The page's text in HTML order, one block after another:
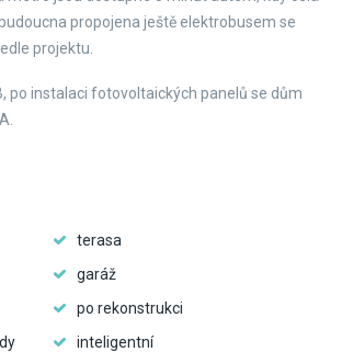
propojena ještě elektrobusem se
projektu.
po instalaci fotovoltaických panelů se dům
terasa
garáž
po rekonstrukci
inteligentní